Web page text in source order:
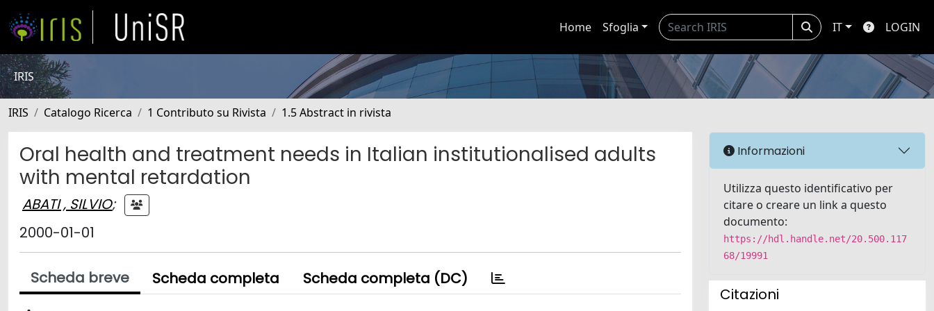
Home Sfoglia IT LOGIN
IRIS
IRIS Catalogo Ricerca 1 Contributo su Rivista 1.5 Abstract in rivista
Oral health and treatment needs in Italian institutionalised adults
with mental retardation
ABATI , SILVIO;
2000-01-01
Scheda breve Scheda completa Scheda completa (DC)
Informazioni
Utilizza questo identificativo per
citare o creare un link a questo
documento:
https://hdl.handle.net/20.500.117
68/19991
Citazioni